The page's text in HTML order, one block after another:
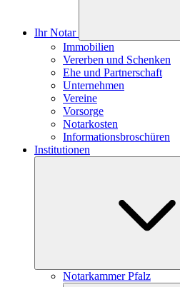
Ihr Notar
Immobilien
Vererben und Schenken
Ehe und Partnerschaft
Unternehmen
Vereine
Vorsorge
Notarkosten
Informationsbroschüren
Institutionen
Notarkammer Pfalz